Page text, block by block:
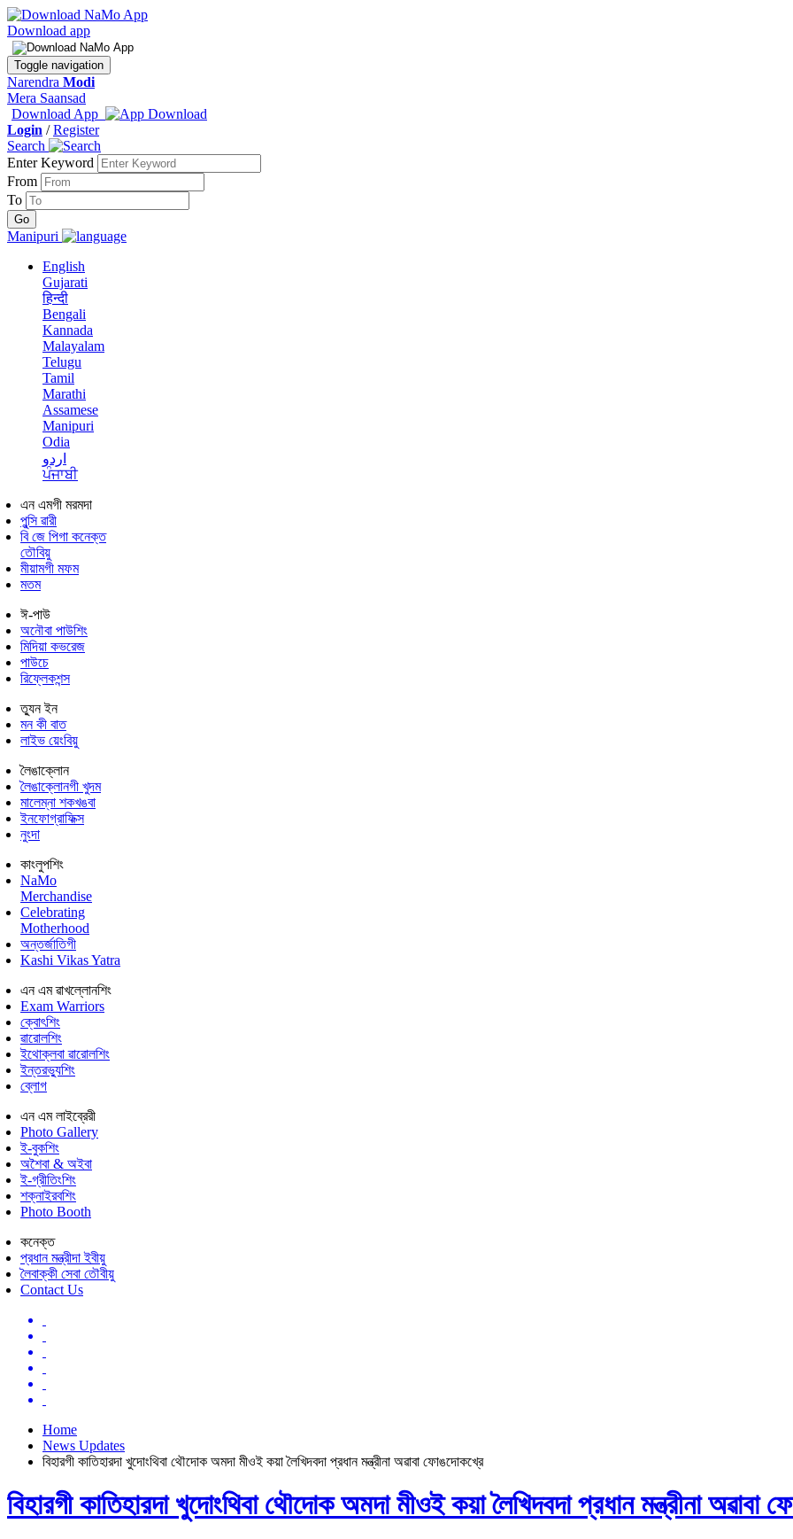
Download app
Toggle navigation
Narendra Modi
Mera Saansad
Download App
Login /Register
Search
Enter Keyword
From
To
Manipuri
English
Gujarati
हिन्दी
Bengali
Kannada
Malayalam
Telugu
Tamil
Marathi
Assamese
Manipuri
Odia
اردو
ਪੰਜਾਬੀ
এন এমগী মরমদা
পুন্সি ৱারী
বি জে পিগা কনেক্ত
তৌবিয়ু
মীয়ামগী মফম
মতম
ঈ-পাউ
অনৌবা পাউশিং
মিদিয়া কভরেজ
পাউচে
রিফ্লেকশন্স
ত্যুন ইন
মন কী বাত
লাইভ য়েংবিয়ু
লৈঙাক্লোন
লৈঙাক্লোনগী খুদম
মালেম্না শকখঙবা
ইনফোগ্রাফিক্স
নুংদা
কাংলুপশিং
NaMo
Merchandise
Celebrating
Motherhood
অন্তর্জাতিগী
Kashi Vikas Yatra
এন এম ৱাখল্লোনশিং
Exam Warriors
ক্বোৎশিং
ৱারোলশিং
ইথোক্লবা ৱারোলশিং
ইন্তরভ্যুশিং
ব্লোগ
এন এম লাইব্রেরী
Photo Gallery
ই-বুকশিং
অশৈবা & অইবা
ই-গ্রীতিংশিং
শক্নাইরবশিং
Photo Booth
কনেক্ত
প্রধান মন্ত্রীদা ইবীয়ু
লৈবাক্কী সেবা তৌবীয়ু
Contact Us
Home
News Updates
বিহারগী কাতিহারদা খুদোংথিবা থৌদোক অমদা মীওই কয়া লৈখিদবদা প্রধান মন্ত্রীনা অৱাবা ফোঙদোকখ্রে
বিহারগী কাতিহারদা খুদোংথিবা থৌদোক অমদা মীওই কয়া লৈখিদবদা প্রধান মন্ত্রীনা অৱাবা